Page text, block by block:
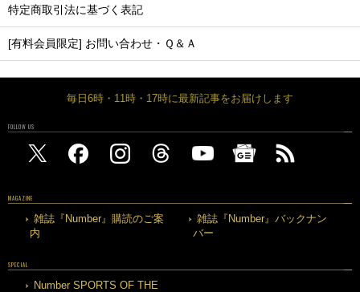
特定商取引法に基づく表記
[有料会員限定] お問い合わせ・Ｑ＆Ａ
毎日6時・11時・17時に最新記事をお届けします
FOLLOW US
MAGAZINE
雑誌『Number』購読のご案
内
雑誌『Number』バックナン
バー
SPECIAL
Number SPORTS OF THE